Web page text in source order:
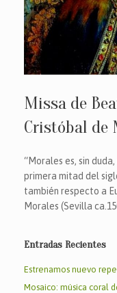
Missa de
Cristóbal de
“Morales es, sin
primera mitad del
también respecto a
Morales (Sevilla
Entradas Recientes
Estrenamos nuevo
Mosaico: música coral